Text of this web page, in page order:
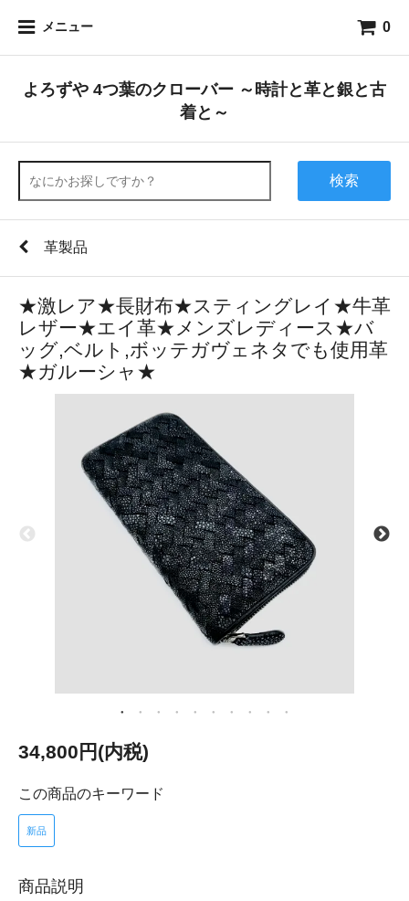
メニュー 0
よろずや 4つ葉のクローバー ～時計と革と銀と古
着と～
検索
革製品
★激レア★長財布★スティングレイ★牛革
レザー★エイ革★メンズレディース★バ
ッグ,ベルト,ボッテガヴェネタでも使用革
★ガルーシャ★
34,800円(内税)
この商品のキーワード
新品
商品説明